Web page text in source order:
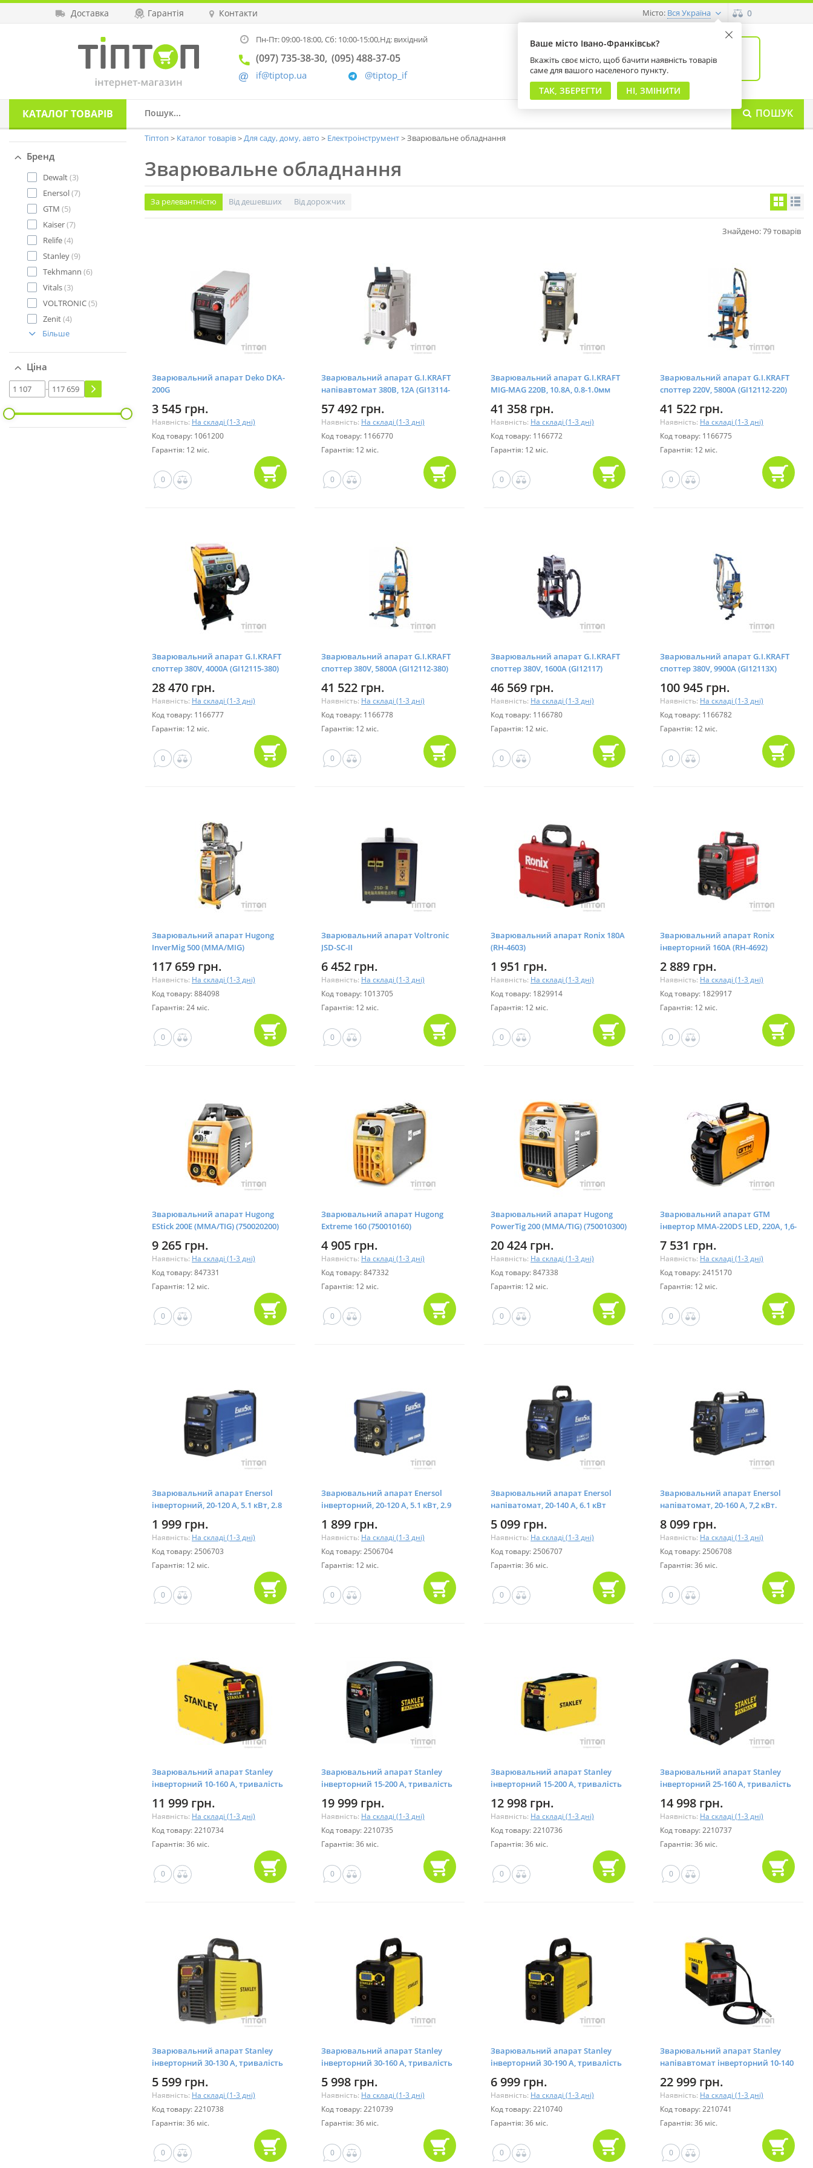
Доставка Гарантія Контакти
Ваше місто Івано-Франківськ?
Вкажіть своє місто, щоб бачити наявність товарів
саме для вашого населеного пункту.
ТАК, ЗБЕРЕГТИ НІ, ЗМІНИТИ
Місто: Вся Україна 0
Пн-Пт: 09:00-18:00,Сб: 10:00-15:00,Нд: вихідний
(097) 735-38-30 (095) 488-37-05
@tiptop_if
if@tiptop.ua
0
на суму 0 грн
КАТАЛОГТОВАРІВ ПОШУК
Бренд
Dewalt(3)
Enersol(7)
GTM (5)
Kaiser(7)
Relife(4)
Stanley(9)
Tekhmann (6)
Vitals(3)
VOLTRONIC(5)
Zenit(4)
Більше
Ціна
-
Тіптоп Каталог товарів Для саду, дому, авто Електроінструмент Зварювальне обладнання
Зварювальне обладнання
За релевантністю Від дешевших Від дорожчих
Знайдено: 79 товарів
Зварювальний апарат Deko DKA-
200G
3 545 грн.
Наявність: На складі (1-3 дні)
Код товару: 1061200
Гарантія: 12 міс.
0
Зварювальний апарат G.I.KRAFT
напівавтомат 380В, 12А (GI13114-
57 492 грн.
Наявність: На складі (1-3 дні)
Код товару: 1166770
Гарантія: 12 міс.
0
Зварювальний апарат G.I.KRAFT
MIG-MAG 220В, 10.8А, 0.8-1.0мм
41 358 грн.
Наявність: На складі (1-3 дні)
Код товару: 1166772
Гарантія: 12 міс.
0
Зварювальний апарат G.I.KRAFT
споттер 220V, 5800A (GI12112-220)
41 522 грн.
Наявність: На складі (1-3 дні)
Код товару: 1166775
Гарантія: 12 міс.
0
Зварювальний апарат G.I.KRAFT
споттер 380V, 4000A (GI12115-380)
28 470 грн.
Наявність: На складі (1-3 дні)
Код товару: 1166777
Гарантія: 12 міс.
0
Зварювальний апарат G.I.KRAFT
споттер 380V, 5800A (GI12112-380)
41 522 грн.
Наявність: На складі (1-3 дні)
Код товару: 1166778
Гарантія: 12 міс.
0
Зварювальний апарат G.I.KRAFT
споттер 380V, 1600A (GI12117)
46 569 грн.
Наявність: На складі (1-3 дні)
Код товару: 1166780
Гарантія: 12 міс.
0
Зварювальний апарат G.I.KRAFT
споттер 380V, 9900A (GI12113X)
100 945 грн.
Наявність: На складі (1-3 дні)
Код товару: 1166782
Гарантія: 12 міс.
0
Зварювальний апарат Hugong
InverMig 500 (MMA/MIG)
117 659 грн.
Наявність: На складі (1-3 дні)
Код товару: 884098
Гарантія: 24 міс.
0
Зварювальний апарат Voltronic
JSD-SC-II
6 452 грн.
Наявність: На складі (1-3 дні)
Код товару: 1013705
Гарантія: 12 міс.
0
Зварювальний апарат Ronix 180А
(RH-4603)
1 951 грн.
Наявність: На складі (1-3 дні)
Код товару: 1829914
Гарантія: 12 міс.
0
Зварювальний апарат Ronix
інверторний 160А (RH-4692)
2 889 грн.
Наявність: На складі (1-3 дні)
Код товару: 1829917
Гарантія: 12 міс.
0
Зварювальний апарат Hugong
EStick 200E (MMA/TIG) (750020200)
9 265 грн.
Наявність: На складі (1-3 дні)
Код товару: 847331
Гарантія: 12 міс.
0
Зварювальний апарат Hugong
Extreme 160 (750010160)
4 905 грн.
Наявність: На складі (1-3 дні)
Код товару: 847332
Гарантія: 12 міс.
0
Зварювальний апарат Hugong
PowerTig 200 (MMA/TIG) (750010300)
20 424 грн.
Наявність: На складі (1-3 дні)
Код товару: 847338
Гарантія: 12 міс.
0
Зварювальний апарат GTM
інвертор MMA-220DS LED, 220А, 1,6-
LED)
7 531 грн.
Наявність: На складі (1-3 дні)
Код товару: 2415170
Гарантія: 12 міс.
0
Зварювальний апарат Enersol
інверторний, 20-120 A, 5.1 кВт, 2.8
1 999 грн.
Наявність: На складі (1-3 дні)
Код товару: 2506703
Гарантія: 12 міс.
0
Зварювальний апарат Enersol
інверторний, 20-120 A, 5.1 кВт, 2.9
1 899 грн.
Наявність: На складі (1-3 дні)
Код товару: 2506704
Гарантія: 12 міс.
0
Зварювальний апарат Enersol
напіватомат, 20-140 A, 6.1 кВт
5 099 грн.
Наявність: На складі (1-3 дні)
Код товару: 2506707
Гарантія: 36 міс.
0
Зварювальний апарат Enersol
напіватомат, 20-160 A, 7,2 кВт.
8 099 грн.
Наявність: На складі (1-3 дні)
Код товару: 2506708
Гарантія: 36 міс.
0
Зварювальний апарат Stanley
інверторний 10-160 A, тривалість
11 999 грн.
Наявність: На складі (1-3 дні)
Код товару: 2210734
Гарантія: 36 міс.
0
Зварювальний апарат Stanley
інверторний 15-200 A, тривалість
19 999 грн.
Наявність: На складі (1-3 дні)
Код товару: 2210735
Гарантія: 36 міс.
0
Зварювальний апарат Stanley
інверторний 15-200 A, тривалість
12 998 грн.
Наявність: На складі (1-3 дні)
Код товару: 2210736
Гарантія: 36 міс.
0
Зварювальний апарат Stanley
інверторний 25-160 A, тривалість
14 998 грн.
Наявність: На складі (1-3 дні)
Код товару: 2210737
Гарантія: 36 міс.
0
Зварювальний апарат Stanley
інверторний 30-130 A, тривалість
5 599 грн.
Наявність: На складі (1-3 дні)
Код товару: 2210738
Гарантія: 36 міс.
0
Зварювальний апарат Stanley
інверторний 30-160 A, тривалість
5 998 грн.
Наявність: На складі (1-3 дні)
Код товару: 2210739
Гарантія: 36 міс.
0
Зварювальний апарат Stanley
інверторний 30-190 A, тривалість
6 999 грн.
Наявність: На складі (1-3 дні)
Код товару: 2210740
Гарантія: 36 міс.
0
Зварювальний апарат Stanley
напівавтомат інверторний 10-140
(MULTI160)
22 999 грн.
Наявність: На складі (1-3 дні)
Код товару: 2210741
Гарантія: 36 міс.
0